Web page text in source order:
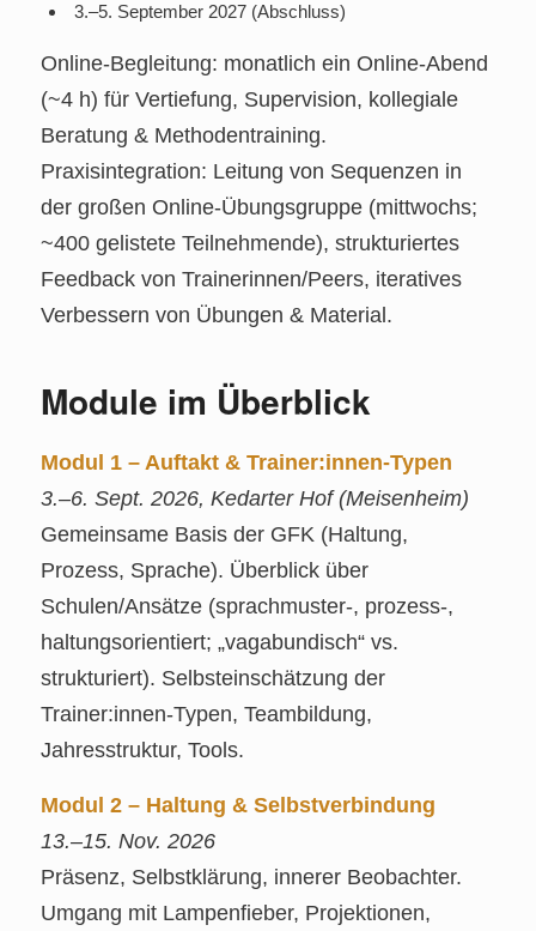
3.–5. September 2027 (Abschluss)
Online‑Begleitung: monatlich ein Online‑Abend
(~4 h) für Vertiefung, Supervision, kollegiale
Beratung & Methodentraining.
Praxisintegration: Leitung von Sequenzen in
der großen Online‑Übungsgruppe (mittwochs;
~400 gelistete Teilnehmende), strukturiertes
Feedback von Trainerinnen/Peers, iteratives
Verbessern von Übungen & Material.
Module im Überblick
Modul 1 – Auftakt & Trainer:innen‑Typen
3.–6. Sept. 2026, Kedarter Hof (Meisenheim)
Gemeinsame Basis der GFK (Haltung,
Prozess, Sprache). Überblick über
Schulen/Ansätze (sprachmuster‑, prozess‑,
haltungsorientiert; „vagabundisch“ vs.
strukturiert). Selbsteinschätzung der
Trainer:innen‑Typen, Teambildung,
Jahresstruktur, Tools.
Modul 2 – Haltung & Selbstverbindung
13.–15. Nov. 2026
Präsenz, Selbstklärung, innerer Beobachter.
Umgang mit Lampenfieber, Projektionen,